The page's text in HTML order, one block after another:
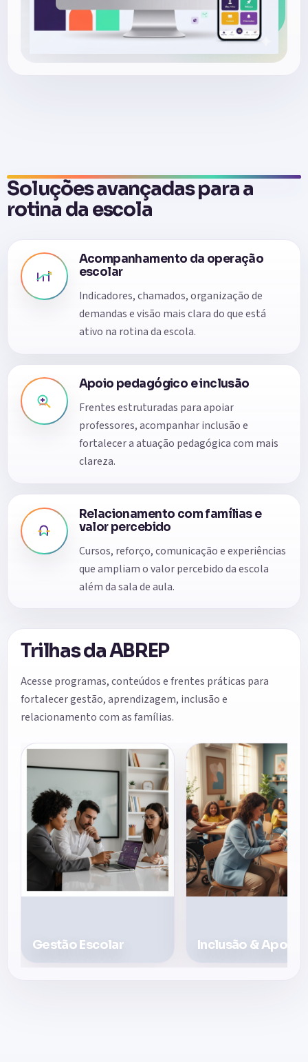
Soluções avançadas para a
rotina da escola
Acompanhamento da operação
escolar
Indicadores, chamados, organização de
demandas e visão mais clara do que está
ativo na rotina da escola.
Apoio pedagógico e inclusão
Frentes estruturadas para apoiar
professores, acompanhar inclusão e
fortalecer a atuação pedagógica com mais
clareza.
Relacionamento com famílias e
valor percebido
Cursos, reforço, comunicação e experiências
que ampliam o valor percebido da escola
além da sala de aula.
Trilhas da ABREP
Acesse programas, conteúdos e frentes práticas para
fortalecer gestão, aprendizagem, inclusão e
relacionamento com as famílias.
Gestão Escolar Inclusão & Apoio